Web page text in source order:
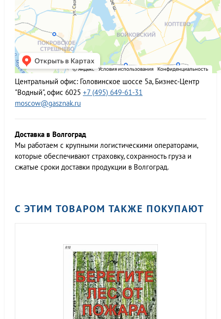
Центральный офис: Головинское шоссе 5а, Бизнес-Центр
"Водный", офис 6025 +7 (495) 649-61-31
moscow@gasznak.ru
Доставка в Волгоград
Мы работаем c крупными логистическими операторами,
которые обеспечивают страховку, сохранность груза и
сжатые сроки доставки продукции в Волгоград.
С ЭТИМ ТОВАРОМ ТАКЖЕ ПОКУПАЮТ